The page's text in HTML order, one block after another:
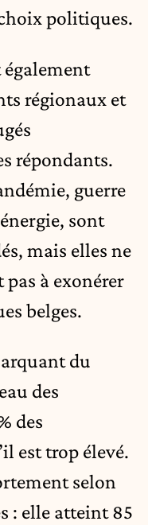
politiques.
également
régionaux et
répondants.
guerre
sont
mais elles ne
à exonérer
belges.
du
des
des
est trop élevé.
selon
: elle atteint 85